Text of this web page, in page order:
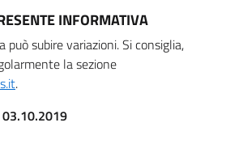
INFORMATIVA
subire variazioni. Si consiglia,
la sezione
.
03.10.2019